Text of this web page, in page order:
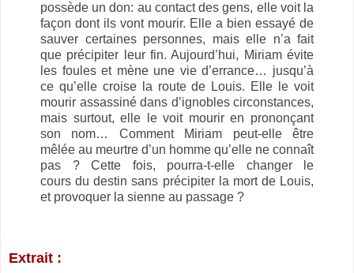
possède un don: au contact des gens, elle voit la
façon dont ils vont mourir. Elle a bien essayé de
sauver certaines personnes, mais elle n’a fait
que précipiter leur fin. Aujourd’hui, Miriam évite
les foules et mène une vie d’errance… jusqu’à
ce qu’elle croise la route de Louis. Elle le voit
mourir assassiné dans d’ignobles circonstances,
mais surtout, elle le voit mourir en prononçant
son nom… Comment Miriam peut-elle être
mêlée au meurtre d’un homme qu’elle ne connaît
pas ? Cette fois, pourra-t-elle changer le
cours du destin sans précipiter la mort de Louis,
et provoquer la sienne au passage ?
Extrait :